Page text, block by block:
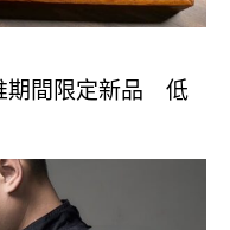
期間限定新品 低